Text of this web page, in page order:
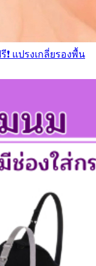
แปรงเกลี่ยรองพื้น